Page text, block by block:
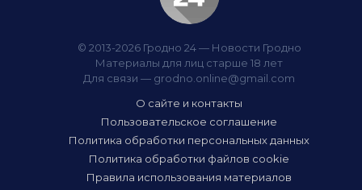
© 2013-2026 Гродно 24 — Новости Гродно
Материалы для лиц старше 18 лет
Для связи — grodno.online@gmail.com
О сайте и контакты
Пользовательское соглашение
Политика обработки персональных данных
Политика обработки файлов cookie
Правила использования материалов